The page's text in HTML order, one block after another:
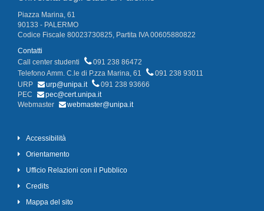
Piazza Marina, 61
90133 - PALERMO
Codice Fiscale 80023730825, Partita IVA 00605880822
Contatti
Call center studenti
091 238 86472
Telefono Amm. C.le di P.zza Marina, 61
091 238 93011
URP
urp@unipa.it
091 238 93666
PEC
pec@cert.unipa.it
Webmaster
webmaster@unipa.it
Accessibilità
Orientamento
Ufficio Relazioni con il Pubblico
Credits
Mappa del sito